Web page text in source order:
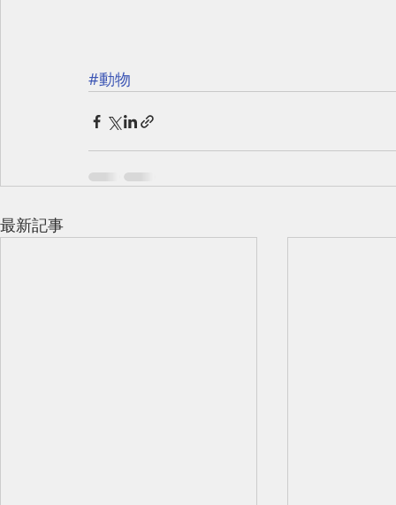
#動物
最新記事